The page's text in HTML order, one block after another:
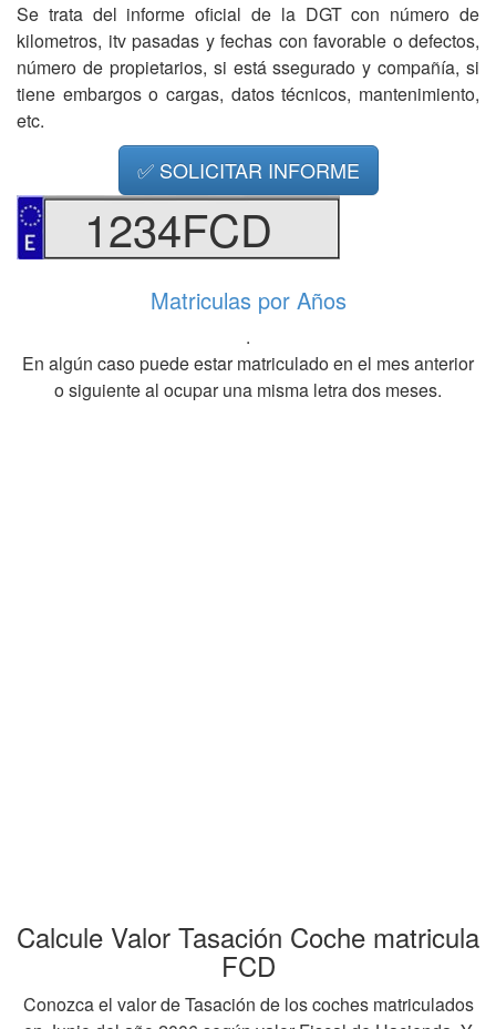
Se trata del informe oficial de la DGT con número de
kilometros, itv pasadas y fechas con favorable o defectos,
número de propietarios, si está ssegurado y compañía, si
tiene embargos o cargas, datos técnicos, mantenimiento,
etc.
✅ SOLICITAR INFORME
1234FCD
Matriculas por Años
.
En algún caso puede estar matriculado en el mes anterior
o siguiente al ocupar una misma letra dos meses.
Calcule Valor Tasación Coche matricula
FCD
Conozca el valor de Tasación de los coches matriculados